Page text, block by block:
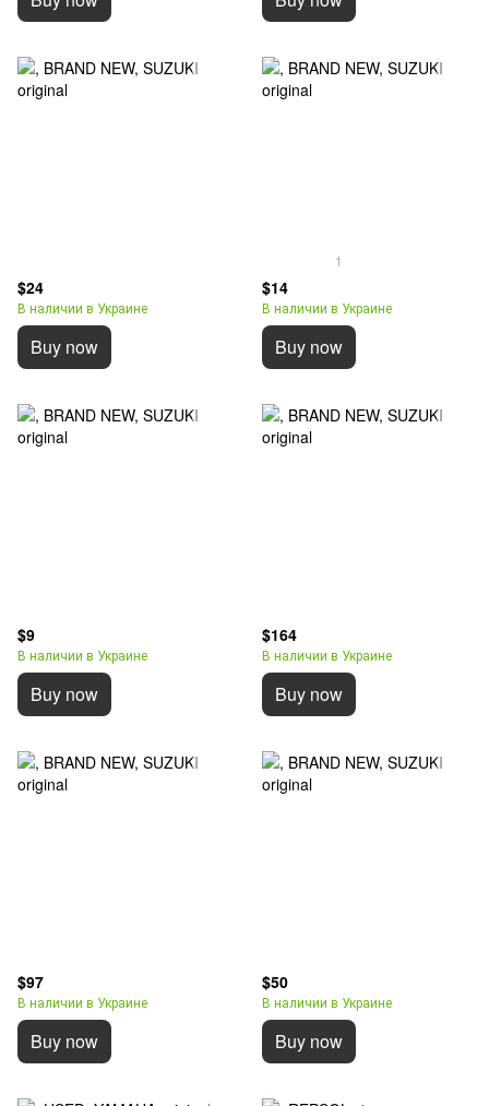
$24
В наличии в Украине
Buy now
1
$14
В наличии в Украине
Buy now
$9
В наличии в Украине
Buy now
$164
В наличии в Украине
Buy now
$97
В наличии в Украине
Buy now
$50
В наличии в Украине
Buy now